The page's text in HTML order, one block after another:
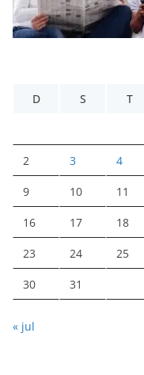
D
S T
2 3 4
9 10 11
16 17 18
23 24 25
30 31
« jul